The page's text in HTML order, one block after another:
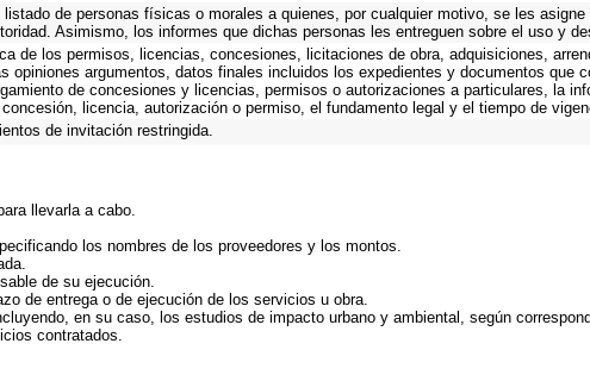
de personas físicas o morales a quienes, por cualquier motivo, se les
Asimismo, los informes que dichas personas les entreguen sobre el uso y
de los permisos, licencias, concesiones, licitaciones de obra, adquisiciones,
opiniones argumentos, datos finales incluidos los expedientes y documentos que
de concesiones y licencias, permisos o autorizaciones a particulares, la
licencia, autorización o permiso, el fundamento legal y el tiempo de
de invitación restringida.
llevarla a cabo.
los nombres de los proveedores y los montos.
de su ejecución.
de entrega o de ejecución de los servicios u obra.
en su caso, los estudios de impacto urbano y ambiental, según
contratados.